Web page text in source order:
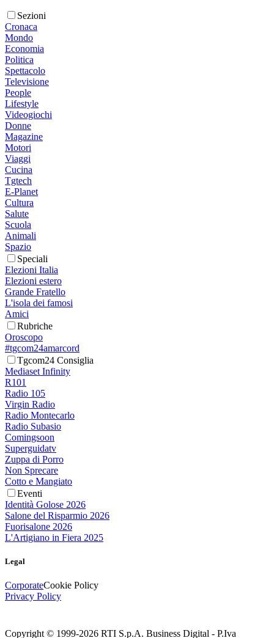
Sezioni
Cronaca
Mondo
Economia
Politica
Spettacolo
Televisione
People
Lifestyle
Videogiochi
Donne
Magazine
Motori
Viaggi
Cucina
Tgtech
E-Planet
Cultura
Salute
Scuola
Animali
Spazio
Speciali
Elezioni Italia
Elezioni estero
Grande Fratello
L'isola dei famosi
Amici
Rubriche
Oroscopo
#tgcom24amarcord
Tgcom24 Consiglia
Mediaset Infinity
R101
Radio 105
Virgin Radio
Radio Montecarlo
Radio Subasio
Comingsoon
Superguidatv
Zuppa di Porro
Non Sprecare
Cotto e Mangiato
Eventi
Identità Golose 2026
Salone del Risparmio 2026
Fuorisalone 2026
L'Artigiano in Fiera 2025
Legal
CorporateCookie Policy
Privacy Policy
Copyright © 1999-2026 RTI S.p.A. Business Digital - P.Iva